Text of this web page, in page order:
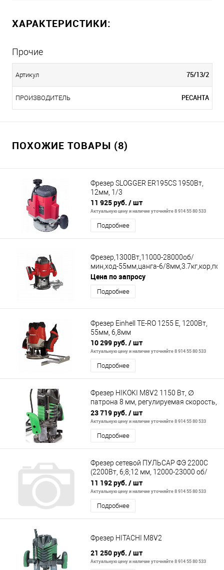
ХАРАКТЕРИСТИКИ:
Прочие
Артикул 75/13/2
ПРОИЗВОДИТЕЛЬ РЕСАНТА
ПОХОЖИЕ ТОВАРЫ (8)
Фрезер SLOGGER ER195CS 1950Вт,
12мм, 1/3
11 925 руб. / шт
Актуальную цену и наличие уточняйте 8 914 55 80 533
Подробнее
Фрезер,1300Вт,11000-28000об/
мин,ход-55мм,цанга-6/
Цена по запросу
Подробнее
Фрезер Einhell TE-RO 1255 E, 1200Вт,
55мм, 6,8мм
10 299 руб. / шт
Актуальную цену и наличие уточняйте 8 914 55 80 533
Подробнее
Фрезер HIKOKI M8V2 1150 Вт, ∅
патрона 8 мм, регулируемая скорость,
плавный пуск, 3,6 кг
23 719 руб. / шт
Актуальную цену и наличие уточняйте 8 914 55 80 533
Подробнее
Фрезер сетевой ПУЛЬСАР ФЭ 2200C
(2200Вт, 6;8;12 мм, 12000-23000 об/
мин, кейс, 5,9 кг)
11 192 руб. / шт
Актуальную цену и наличие уточняйте 8 914 55 80 533
Подробнее
Фрезер HITACHI M8V2
21 250 руб. / шт
Актуальную цену и наличие уточняйте 8 914 55 80 533